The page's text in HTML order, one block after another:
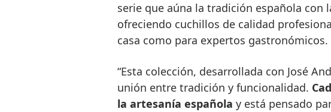
serie que aúna la tradición española con
ofreciendo cuchillos de calidad
casa como para expertos gastronómicos.
“Esta colección, desarrollada con José
unión entre tradición y funcionalidad.
la artesanía española y está pensado